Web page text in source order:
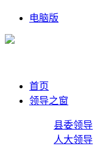
电脑版
首页
领导之窗
县委领导
人大领导